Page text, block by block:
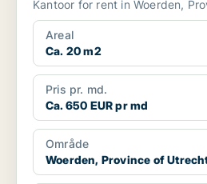
Kantoor for rent in Woerden,
Areal
Ca. 20 m2
Pris pr. md.
Ca. 650 EUR pr md
Område
Woerden, Province of